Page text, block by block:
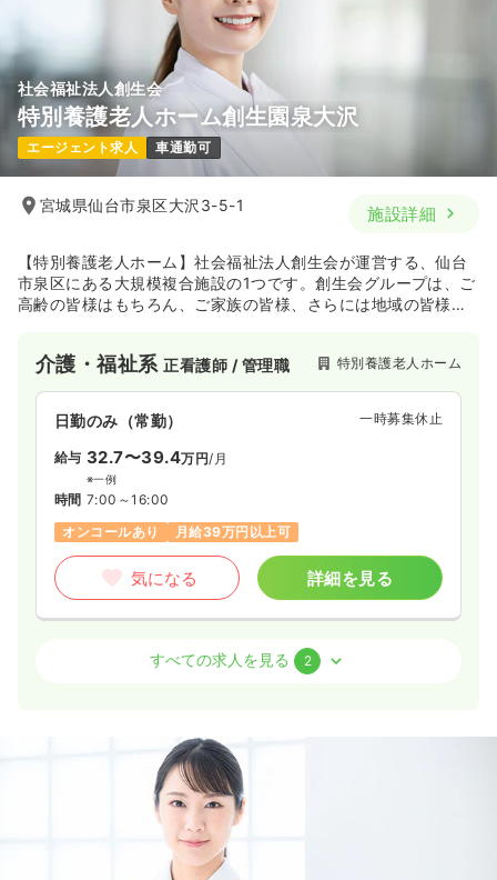
社会福祉法人創生会
特別養護老人ホーム創生園泉大沢
エージェント求人 車通勤可
宮城県仙台市泉区大沢3-5-1 施設詳細
【特別養護老人ホーム】社会福祉法人創生会が運営する、仙台
市泉区にある大規模複合施設の1つです。創生会グループは、ご
高齢の皆様はもちろん、ご家族の皆様、さらには地域の皆様の
ご利用者様の満足を第一に皆様が快適な生活を送っていただけ
ます様試行錯誤を重ね、都度改善に取り組み、ご利用者様の生
活に寄り添い続けてまいりました。現在では、国内に19法人・
166事業所にサービス拠点を広げ、 各法人、そしてスタッフ一
人ひとりの力を集結し、次世代へ繋がる介護福祉事業を目指し
ている法人です。
介護・福祉系正看護師 / 管理職 特別養護老人ホーム
日勤のみ（常勤） 一時募集休止
給与 32.7〜39.4万円/月
※一例
時間 7:00～16:00
オンコールあり
月給39万円以上可
気になる 詳細を見る
介護・福祉系正看護師
※経験15年の例
7:00～16:00（休憩60分）
オンコールあり
気になる
すべての求人を見る 2